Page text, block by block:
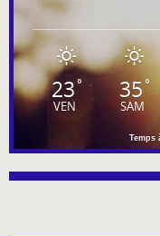
23°
VEN
35°
SAM
Temps